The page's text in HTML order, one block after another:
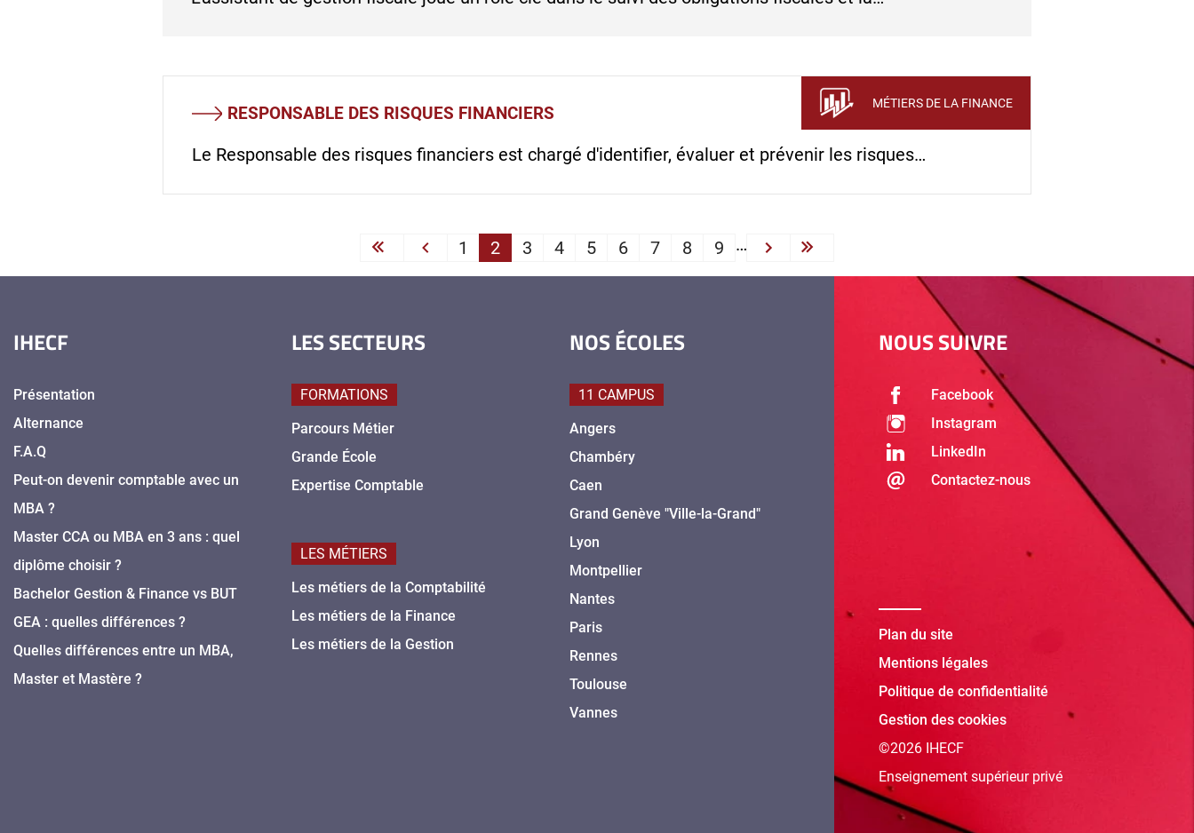
RESPONSABLE DES RISQUES FINANCIERS MÉTIERS DE LA FINANCE
Le Responsable des risques financiers est chargé d'identifier, évaluer et prévenir les risques…
PAGINATION
« First‹‹ 1 2 3 4 5 6 7 8 9 …
››
IHECF
Présentation
Alternance
F.A.Q
Peut-on devenir comptable avec un
MBA ?
Master CCA ou MBA en 3 ans : quel
diplôme choisir ?
Bachelor Gestion & Finance vs BUT
GEA : quelles différences ?
Quelles différences entre un MBA,
Master et Mastère ?
LES SECTEURS
FORMATIONS
Parcours Métier
Grande École
Expertise Comptable
LES MÉTIERS
Les métiers de la Comptabilité
Les métiers de la Finance
Les métiers de la Gestion
NOS ÉCOLES
11 CAMPUS
Angers
Chambéry
Caen
Grand Genève "Ville-la-Grand"
Lyon
Montpellier
Nantes
Paris
Rennes
Toulouse
Vannes
NOUS SUIVRE
Facebook
Instagram
LinkedIn
Contactez-nous
Plan du site
Mentions légales
Politique de confidentialité
Gestion des cookies
©2026 IHECF
Enseignement supérieur privé